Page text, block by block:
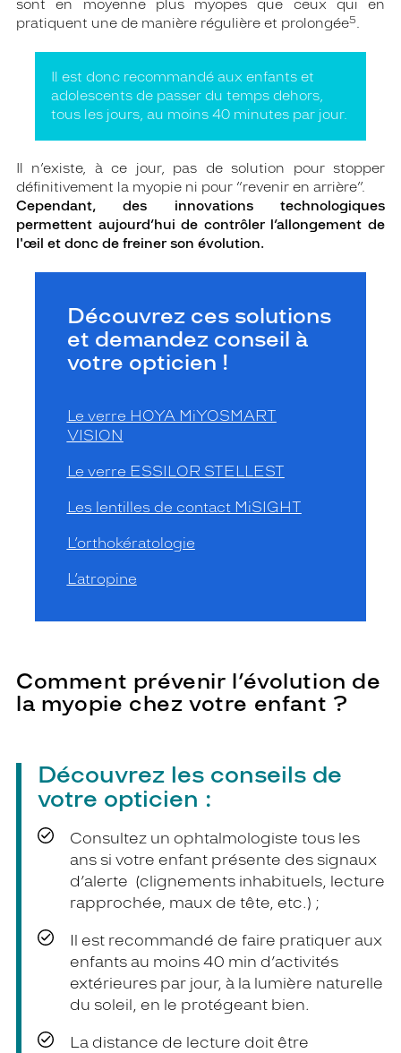
sont en moyenne plus myopes que ceux qui en
pratiquent une de manière régulière et prolongée5.
Il est donc recommandé aux enfants et
adolescents de passer du temps dehors,
tous les jours, au moins 40 minutes par jour.
Il n’existe, à ce jour, pas de solution pour stopper
définitivement la myopie ni pour “revenir en arrière”.
Cependant, des innovations technologiques
permettent aujourd’hui de contrôler l’allongement de
l'œil et donc de freiner son évolution.
Découvrez ces solutions
et demandez conseil à
votre opticien !
Le verre HOYA MiYOSMART
VISION
Le verre ESSILOR STELLEST
Les lentilles de contact MiSIGHT
L’orthokératologie
L’atropine
Comment prévenir l’évolution de
la myopie chez votre enfant ?
Découvrez les conseils de
votre opticien :
Consultez un ophtalmologiste tous les
ans si votre enfant présente des signaux
d’alerte (clignements inhabituels, lecture
rapprochée, maux de tête, etc.) ;
Il est recommandé de faire pratiquer aux
enfants au moins 40 min d’activités
extérieures par jour, à la lumière naturelle
du soleil, en le protégeant bien.
La distance de lecture doit être